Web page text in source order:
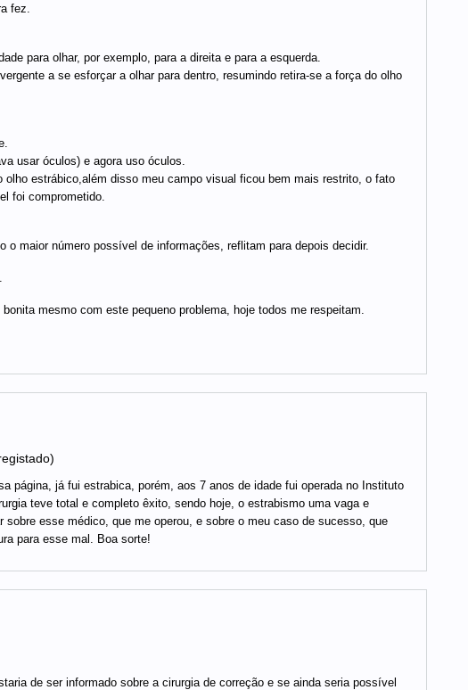
fez.
para olhar, por exemplo, para a direita e para a esquerda.
a se esforçar a olhar para dentro, resumindo retira-se a força do olho
usar óculos) e agora uso óculos.
estrábico,além disso meu campo visual ficou bem mais restrito, o fato
foi comprometido.
maior número possível de informações, reflitam para depois decidir.
mesmo com este pequeno problema, hoje todos me respeitam.
página, já fui estrabica, porém, aos 7 anos de idade fui operada no Instituto
teve total e completo êxito, sendo hoje, o estrabismo uma vaga e
esse médico, que me operou, e sobre o meu caso de sucesso, que
para esse mal. Boa sorte!
de ser informado sobre a cirurgia de correção e se ainda seria possível